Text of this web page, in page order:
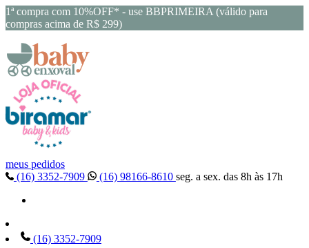
1ª compra com 10%OFF* - use BBPRIMEIRA (válido para
compras acima de R$ 299)
meus pedidos
(16) 3352-7909
(16) 98166-8610 seg. a sex. das 8h às 17h
(16) 3352-7909